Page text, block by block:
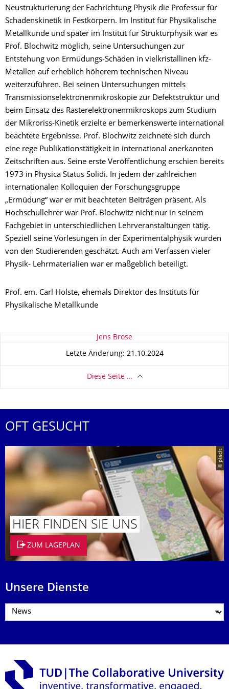
Neustrukturierung der Fachrichtung Physik die Professur für
Schadenskinetik in Festkörpern. Im Institut für Physikalische
Metallkunde und später im Institut für Strukturphysik war es
Prof. Blochwitz möglich, seine Untersuchungen zur
Entstehung von Ermüdungs-Schäden in vielkristallinen kfz-
Metallen auf erheblich höherem technischen Niveau
weiterzuführen. Bei seinen Untersuchungen mittels
Transmissionselektronenmikroskopie zur Defektstruktur und
beim Einsatz des Rasterelektronenmikroskops zum Studium
der Mikroriss-Kinetik erzielte er bemerkenswerte international
beachtete Ergebnisse. Prof. Blochwitz zeichnete sich durch
eine rege Publikationstätigkeit in international anerkannten
Zeitschriften aus. Seine erste Veröffentlichung erschien bereits
1973 in Physica Status Solidi. In jedem der zahlreichen
internationalen Kolloquien der Forschungsgruppe
„Ermüdung“ war er mit beachteten Beiträgen präsent. Als
Hochschullehrer war Prof. Blochwitz nicht nur in seinem
Fachgebiet in unterschiedlichen Lehrveranstaltungen tätig.
Speziell seine Vorlesungen in der Experimentalphysik wurden
von den Studierenden geschätzt. Auch am Verfassen vieler
Physik- Lehrmaterialien war er maßgeblich beteiligt.
Prof. em. Carl Holste, ehemals Direktor des Instituts für
Physikalische Metallkunde
Zu dieser Seite Jens Brose
Letzte Änderung: 21.10.2024
Diese Seite …
OFT GESUCHT
© placit
HIER FINDEN SIE UNS
ZUM LAGEPLAN
Unsere Dienste